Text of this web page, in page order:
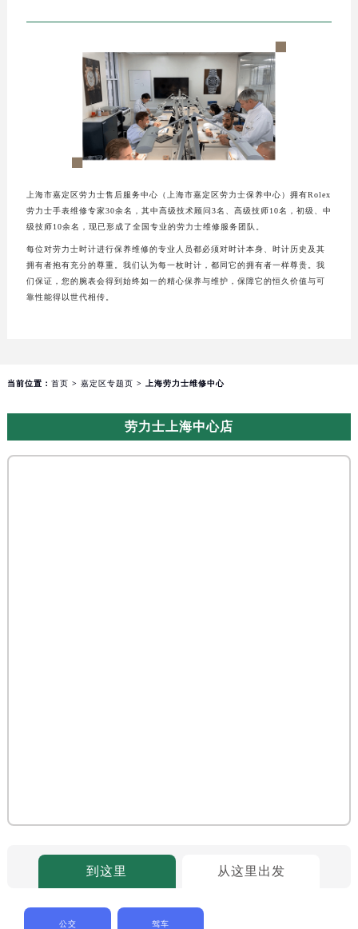
上海市嘉定区劳力士售后服务中心（上海市嘉定区劳力士保养中心）拥有Rolex
劳力士手表维修专家30余名，其中高级技术顾问3名、高级技师10名，初级、中
级技师10余名，现已形成了全国专业的劳力士维修服务团队。
每位对劳力士时计进行保养维修的专业人员都必须对时计本身、时计历史及其
拥有者抱有充分的尊重。我们认为每一枚时计，都同它的拥有者一样尊贵。我
们保证，您的腕表会得到始终如一的精心保养与维护，保障它的恒久价值与可
靠性能得以世代相传。
当前位置： 首页 > 嘉定区专题页 > 上海劳力士维修中心
劳力士上海中心店
到这里 从这里出发
公交 驾车